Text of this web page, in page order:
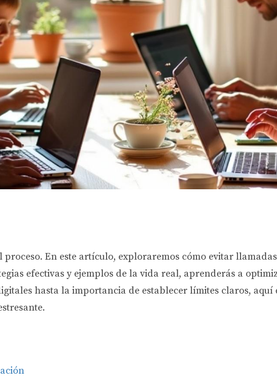
En este artículo, exploraremos cómo evitar
efectivas y ejemplos de la vida real, aprenderás a
hasta la importancia de establecer límites claros,